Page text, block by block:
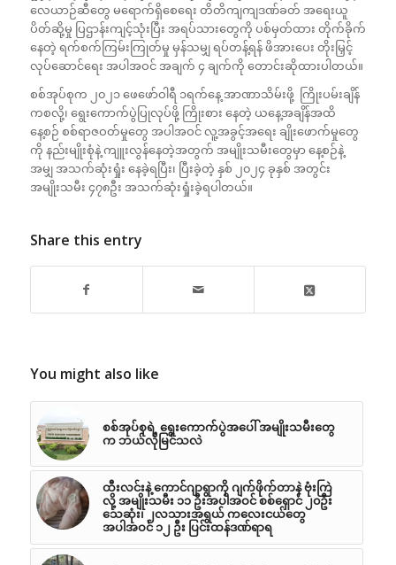
လေယာဉ်ဆီတွေ မရောက်ရှိစေရေး တိတိကျကျဒဏ်ခတ် အရေးယူ
ပိတ်ဆို့မှု ပြဌာန်းကျင့်သုံးပြီး အရပ်သားတွေကို ပစ်မှတ်ထား တိုက်ခိုက်
နေတဲ့ ရက်စက်ကြမ်းကြုတ်မှု မှန်သမျှ ရပ်တန့်ရန် ဖိအားပေး တိုးမြှင့်
လုပ်ဆောင်ရေး အပါအဝင် အချက် ၄ ချက်ကို တောင်းဆိုထားပါတယ်။
စစ်အုပ်စုက ၂၀၂၁ ဖေဖော်ဝါရီ ၁ရက်နေ့ အာဏာသိမ်းဖို့ ကြိုးပမ်းချိန်
ကစလို့၊ ရွေးကောက်ပွဲပြုလုပ်ဖို့ ကြိုးစား နေတဲ့ ယနေ့အချိန်အထိ
နေ့စဉ် စစ်ရာဇဝတ်မှုတွေ အပါအဝင် လူ့အခွင့်အရေး ချိုးဖောက်မှုတွေ
ကို နည်းမျိုးစုံနဲ့ ကျူးလွန်နေတဲ့အတွက် အမျိုးသမီးတွေမှာ နေ့စဉ်နဲ့
အမျှ အသက်ဆုံးရှုံး နေခဲ့ရပြီး၊ ပြီးခဲ့တဲ့ နှစ် ၂၀၂၄ ခုနှစ် အတွင်း
အမျိုးသမီး ၄၇၈ဦး အသက်ဆုံးရှုံးခဲ့ရပါတယ်။
Share this entry
You might also like
စစ်အုပ်စုရဲ့ ရွေးကောက်ပွဲအပေါ် အမျိုးသမီးတွေ
က ဘယ်လိုမြင်သလဲ
ထီးလင်းနဲ့ ကောင်ဂျာရွာကို ဂျက်ဖိုက်တာနဲ ဗုံးကြဲ
လို့ အမျိုးသမီး ၁၁ ဦးအပါအဝင် စစ်ရှောင် ၂၀ဦး
သေဆုံး၊ ၂လသားအရွယ် ကလေးငယ်တွေ
အပါအဝင် ၁၂ ဦး ပြင်းထန်ဒဏ်ရာရ